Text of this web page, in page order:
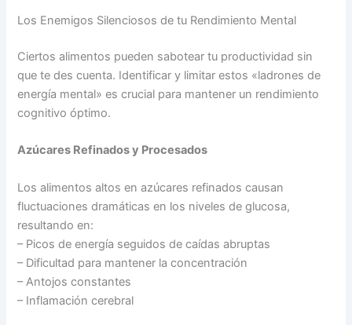
Los Enemigos Silenciosos de tu Rendimiento Mental
Ciertos alimentos pueden sabotear tu productividad sin
que te des cuenta. Identificar y limitar estos «ladrones de
energía mental» es crucial para mantener un rendimiento
cognitivo óptimo.
Azúcares Refinados y Procesados
Los alimentos altos en azúcares refinados causan
fluctuaciones dramáticas en los niveles de glucosa,
resultando en:
– Picos de energía seguidos de caídas abruptas
– Dificultad para mantener la concentración
– Antojos constantes
– Inflamación cerebral